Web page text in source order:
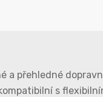
přehledné
s